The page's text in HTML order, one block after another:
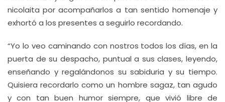
nicolaita por acompañarlos a tan sentido homenaje y
exhortó a los presentes a seguirlo recordando.
“Yo lo veo caminando con nostros todos los días, en la
puerta de su despacho, puntual a sus clases, leyendo,
enseñando y regalándonos su sabiduria y su tiempo.
Quisiera recordarlo como un hombre sagaz, tan agudo
y con tan buen humor siempre, que vivió libre de